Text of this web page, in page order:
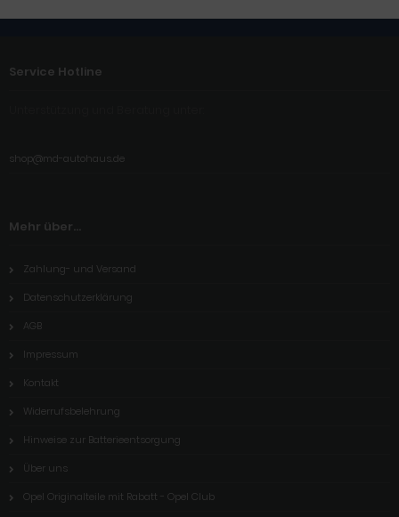
Service Hotline
shop@md-autohaus.de
Mehr über...
Zahlung- und Versand
Datenschutzerklärung
AGB
Impressum
Kontakt
Widerrufsbelehrung
Hinweise zur Batterieentsorgung
Über uns
Opel Originalteile mit Rabatt - Opel Club